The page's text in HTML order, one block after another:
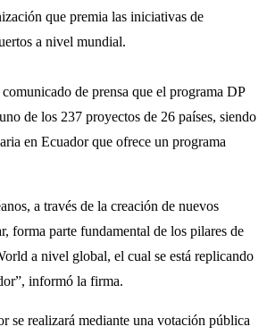
que premia las iniciativas de
a nivel mundial.
de prensa que el programa DP
de los 237 proyectos de 26 países, siendo
en Ecuador que ofrece un programa
a través de la creación de nuevos
forma parte fundamental de los pilares de
a nivel global, el cual se está replicando
informó la firma.
se realizará mediante una votación pública